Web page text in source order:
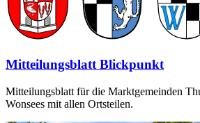
Mitteilungsblatt Blickpunkt
Mitteilungsblatt für die Marktgemeinden
Wonsees mit allen Ortsteilen.